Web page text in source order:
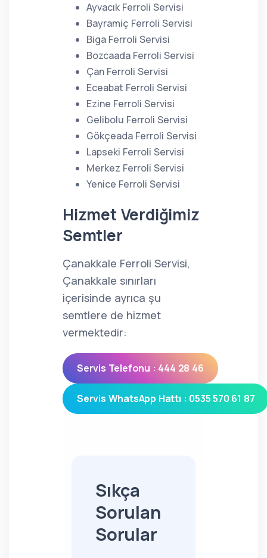
Ayvacık Ferroli Servisi
Bayramiç Ferroli Servisi
Biga Ferroli Servisi
Bozcaada Ferroli Servisi
Çan Ferroli Servisi
Eceabat Ferroli Servisi
Ezine Ferroli Servisi
Gelibolu Ferroli Servisi
Gökçeada Ferroli Servisi
Lapseki Ferroli Servisi
Merkez Ferroli Servisi
Yenice Ferroli Servisi
Hizmet Verdiğimiz
Semtler
Çanakkale Ferroli Servisi,
Çanakkale sınırları
içerisinde ayrıca şu
semtlere de hizmet
vermektedir:
Servis Telefonu : 444 28 46
Servis WhatsApp Hattı : 0535 570 61 87
Sıkça
Sorulan
Sorular